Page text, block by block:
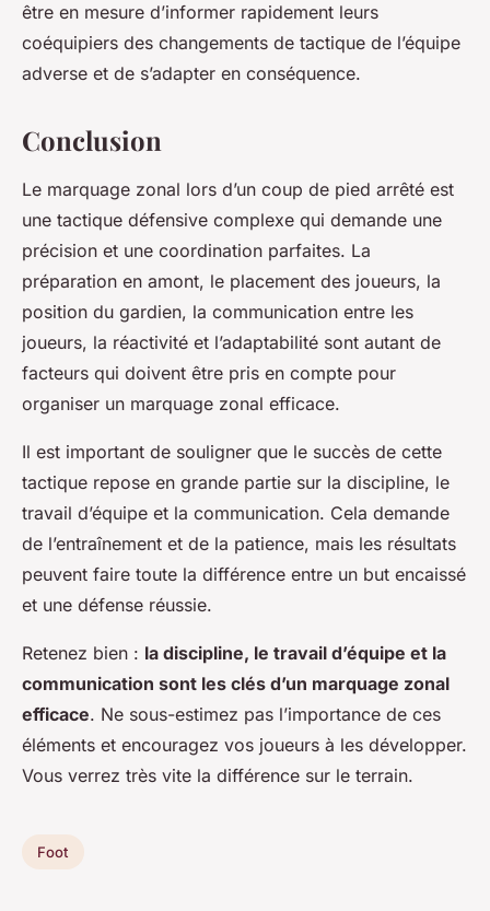
être en mesure d’informer rapidement leurs
coéquipiers des changements de tactique de l’équipe
adverse et de s’adapter en conséquence.
Conclusion
Le marquage zonal lors d’un coup de pied arrêté est
une tactique défensive complexe qui demande une
précision et une coordination parfaites. La
préparation en amont, le placement des joueurs, la
position du gardien, la communication entre les
joueurs, la réactivité et l’adaptabilité sont autant de
facteurs qui doivent être pris en compte pour
organiser un marquage zonal efficace.
Il est important de souligner que le succès de cette
tactique repose en grande partie sur la discipline, le
travail d’équipe et la communication. Cela demande
de l’entraînement et de la patience, mais les résultats
peuvent faire toute la différence entre un but encaissé
et une défense réussie.
Retenez bien : la discipline, le travail d’équipe et la
communication sont les clés d’un marquage zonal
efficace. Ne sous-estimez pas l’importance de ces
éléments et encouragez vos joueurs à les développer.
Vous verrez très vite la différence sur le terrain.
Foot